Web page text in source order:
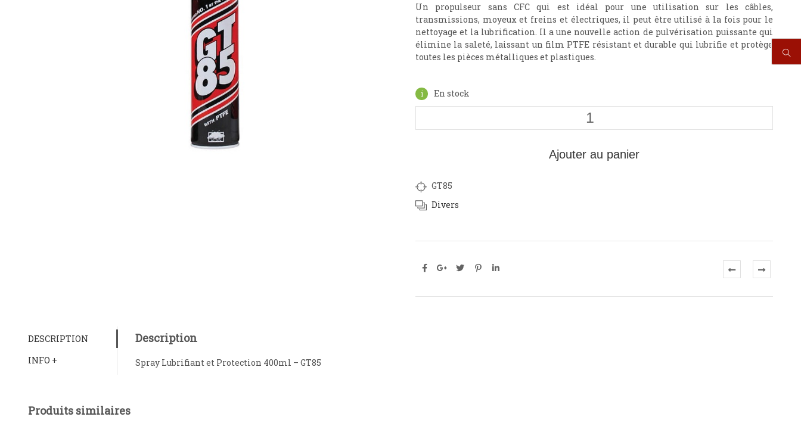
Un propulseur sans CFC qui est idéal pour une utilisation sur les câbles,
transmissions, moyeux et freins et électriques, il peut être utilisé à la fois pour le
nettoyage et la lubrification. Il a une nouvelle action de pulvérisation puissante qui
élimine la saleté, laissant un film PTFE résistant et durable qui lubrifie et protège
toutes les pièces métalliques et plastiques.
En stock
Ajouter au panier
GT85
Divers
DESCRIPTION
INFO +
Description
Spray Lubrifiant et Protection 400ml – GT85
Produits similaires